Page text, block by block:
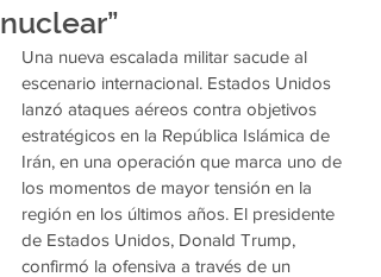
nuclear”
Una nueva escalada militar sacude al
escenario internacional. Estados Unidos
lanzó ataques aéreos contra objetivos
estratégicos en la República Islámica de
Irán, en una operación que marca uno de
los momentos de mayor tensión en la
región en los últimos años. El presidente
de Estados Unidos, Donald Trump,
confirmó la ofensiva a través de un